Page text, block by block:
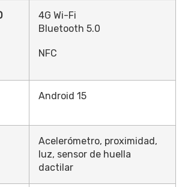
4G Wi-Fi
Bluetooth 5.0
NFC
Android 15
Acelerómetro, proximidad,
luz, sensor de huella
dactilar